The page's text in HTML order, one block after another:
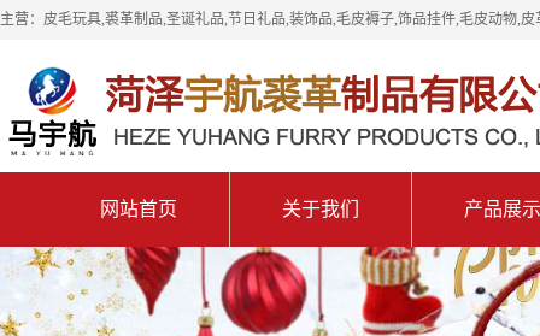
主营：皮毛玩具,裘革制品,圣诞礼品,节日礼品,装饰品,毛皮褥子,饰品挂件,毛皮动物,
网站首页 关于我们 产品展示